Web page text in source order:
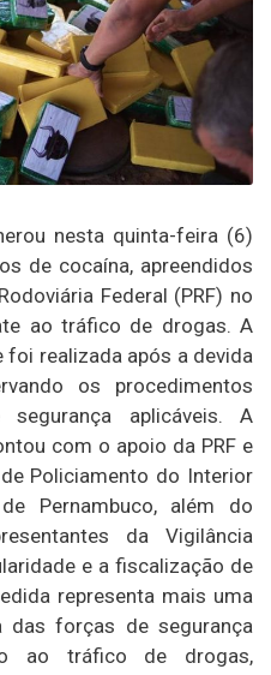
nesta quinta-feira (6)
de cocaína, apreendidos
Federal (PRF) no
ao tráfico de drogas. A
realizada após a devida
os procedimentos
aplicáveis. A
com o apoio da PRF e
Policiamento do Interior
Pernambuco, além do
da Vigilância
e a fiscalização de
representa mais uma
das forças de segurança
ao tráfico de drogas,